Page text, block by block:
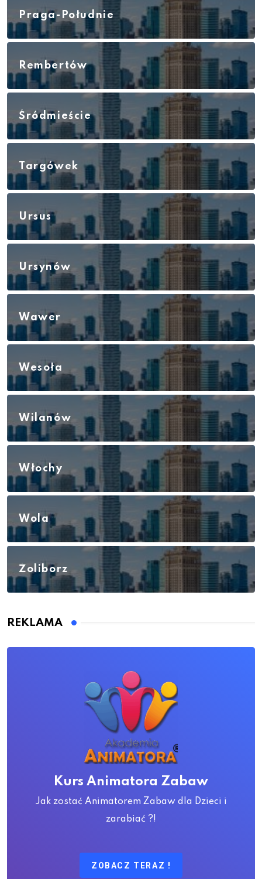
Praga-Południe
Rembertów
Śródmieście
Targówek
Ursus
Ursynów
Wawer
Wesoła
Wilanów
Włochy
Wola
Żoliborz
REKLAMA
Kurs Animatora Zabaw
Jak zostać Animatorem Zabaw dla Dzieci i
zarabiać ?!
ZOBACZ TERAZ !